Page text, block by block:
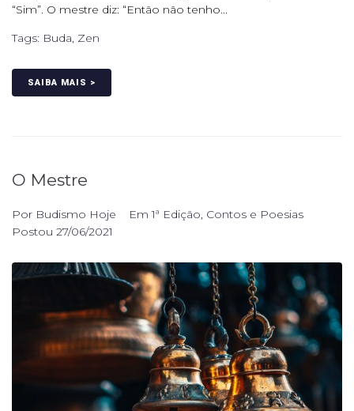
“Sim”. O mestre diz: “Então não tenho...
Tags: Buda, Zen
SAIBA MAIS >
O Mestre
Por Budismo Hoje Em1ª Edição, Contos e Poesias
Postou 27/06/2021